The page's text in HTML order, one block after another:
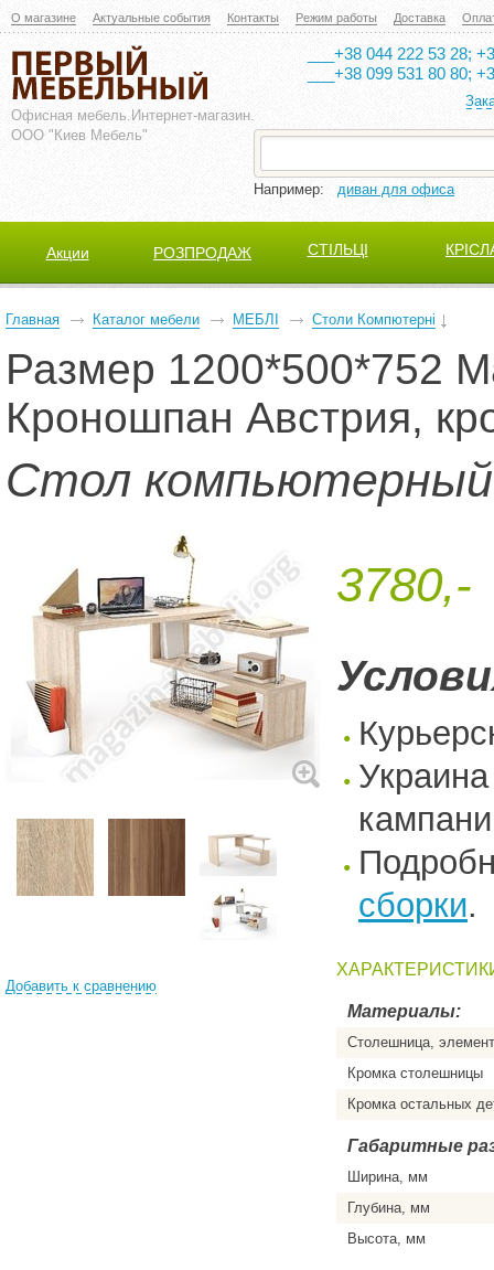
О магазине Актуальные события Контакты Режим работы Доставка
Офисная мебель. Интернет-магазин.
ООО "Киев Мебель"
___+38 044 222 53 28;
___+38 099 531 80 80;
Например: диван для офиса
Акции РОЗПРОДАЖ СТІЛЬЦІ
Главная Каталог мебели МЕБЛІ Столи Компютерні
Размер 1200*500*752
Кроношпан Австрия,
Стол компьютерный
Добавить к сравнению
3780,-
сборки.
Материалы:
Столешница,
Кромка столешницы
Кромка остальных
Габаритные
Ширина, мм
Глубина, мм
Высота, мм